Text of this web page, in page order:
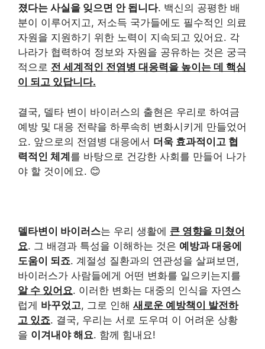
졌다는 사실을 잊으면 안 됩니다. 백신의 공평한 배
분이 이루어지고, 저소득 국가들에도 필수적인 의료
자원을 지원하기 위한 노력이 지속되고 있어요. 각
나라가 협력하여 정보와 자원을 공유하는 것은 궁극
적으로 전 세계적인 전염병 대응력을 높이는 데 핵심
이 되고 있답니다.
결국, 델타 변이 바이러스의 출현은 우리로 하여금
예방 및 대응 전략을 하루속히 변화시키게 만들었어
요. 앞으로의 전염병 대응에서 더욱 효과적이고 협
력적인 체계를 바탕으로 건강한 사회를 만들어 나가
야 할 것이에요. 😊
델타변이 바이러스는 우리 생활에 큰 영향을 미쳤어
요. 그 배경과 특성을 이해하는 것은 예방과 대응에
도움이 되죠. 계절성 질환과의 연관성을 살펴보면,
바이러스가 사람들에게 어떤 변화를 일으키는지를
알 수 있어요. 이러한 변화는 대중의 인식을 자연스
럽게 바꾸었고, 그로 인해 새로운 예방책이 발전하
고 있죠. 결국, 우리는 서로 도우며 이 어려운 상황
을 이겨내야 해요. 함께 힘내요!